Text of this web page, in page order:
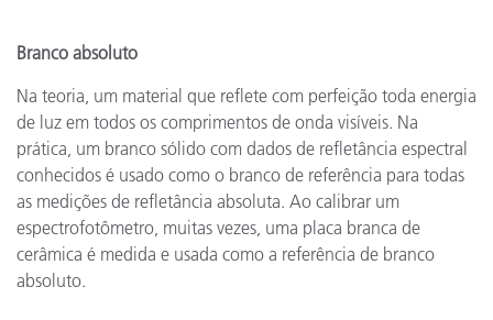
Branco absoluto
Na teoria, um material que reflete com perfeição toda energia
de luz em todos os comprimentos de onda visíveis. Na
prática, um branco sólido com dados de refletância espectral
conhecidos é usado como o branco de referência para todas
as medições de refletância absoluta. Ao calibrar um
espectrofotômetro, muitas vezes, uma placa branca de
cerâmica é medida e usada como a referência de branco
absoluto.